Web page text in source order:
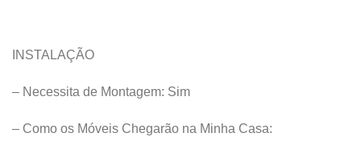
INSTALAÇÃO
– Necessita de Montagem: Sim
– Como os Móveis Chegarão na Minha Casa: